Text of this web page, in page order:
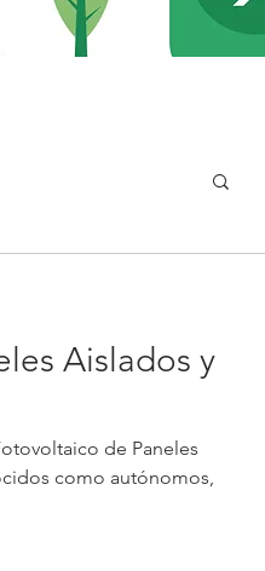
Aislados y
de Paneles
como autónomos,